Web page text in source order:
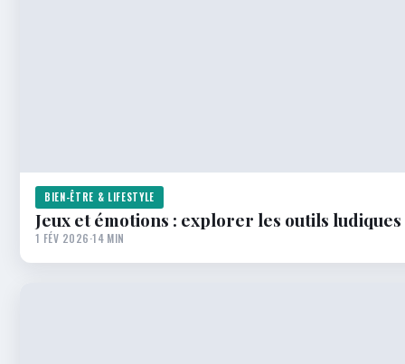
BIEN-ÊTRE & LIFESTYLE
Jeux et émotions : explorer les outils
1 FÉV 2026·14 MIN